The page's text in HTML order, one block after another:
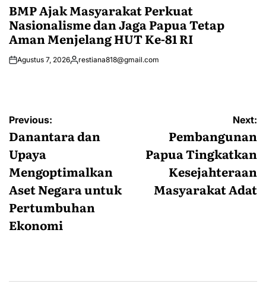
BMP Ajak Masyarakat Perkuat
Nasionalisme dan Jaga Papua Tetap
Aman Menjelang HUT Ke-81 RI
Agustus 7, 2026Posted
restiana818@gmail.com
Navigasi
pos
Previous:
Danantara dan
Upaya
Mengoptimalkan
Aset Negara untuk
Pertumbuhan
Ekonomi
Next:
Pembangunan
Papua Tingkatkan
Kesejahteraan
Masyarakat Adat